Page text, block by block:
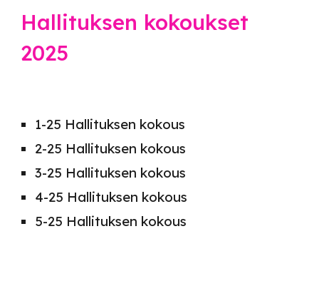
Hallituksen kokoukset
2025
1-25 Hallituksen kokous
2-25 Hallituksen kokous
3-25 Hallituksen kokous
4-25 Hallituksen kokous
5-25 Hallituksen kokous